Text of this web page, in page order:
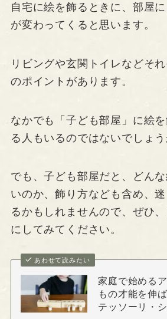
自宅に絵を飾るときに、部屋
が変わってくると思います。
リビングや玄関トイレなどそ
のポイントがあります。
なかでも「子ども部屋」に絵
る人もいるのではないでしょう
でも、子ども部屋だと、どん
いのか、飾り方なども含め、
るかもしれませんので、ぜひ
にしてみてください。
あわせて読みたい
家庭で始める
もの才能を伸
テッソーリ・